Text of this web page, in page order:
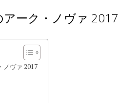
ーク・ノヴァ 2017
ノヴァ 2017